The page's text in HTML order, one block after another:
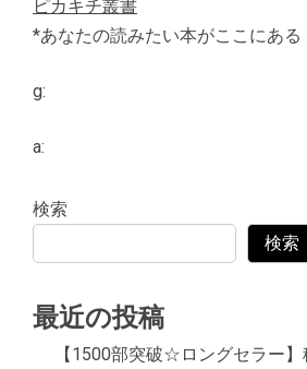
ピカキチ叢書
*あなたの読みたい本がここにある
g:
a:
検索
検索
最近の投稿
【1500部突破☆ロングセラー